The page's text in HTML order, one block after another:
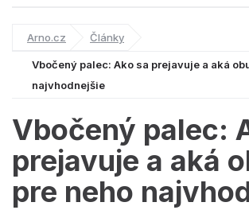
Arno.cz Články
Vbočený palec: Ako sa prejavuje a aká
najvhodnejšie
Vbočený palec:
prejavuje a aká
pre neho